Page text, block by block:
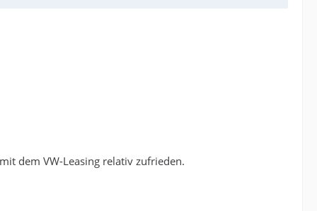
dem VW-Leasing relativ zufrieden.